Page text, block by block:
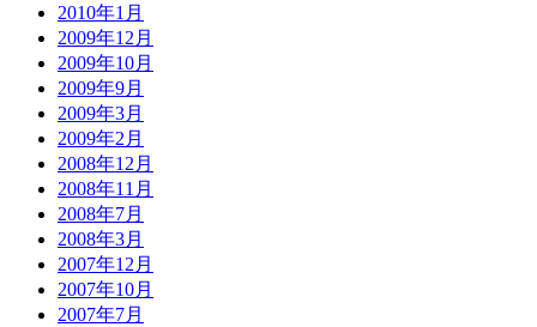
2010年1月
2009年12月
2009年10月
2009年9月
2009年3月
2009年2月
2008年12月
2008年11月
2008年7月
2008年3月
2007年12月
2007年10月
2007年7月